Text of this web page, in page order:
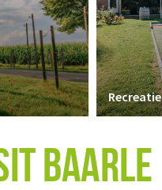
Recreatie
BAARLE